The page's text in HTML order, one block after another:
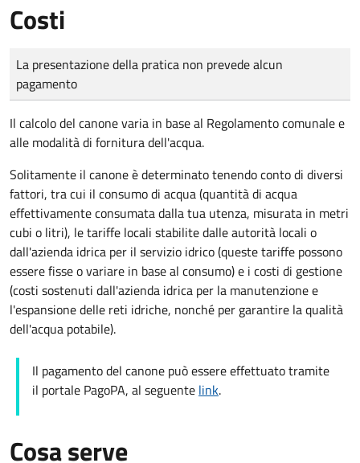
Costi
Tipo di pagamento
Importo
La presentazione della pratica non prevede alcun
pagamento
Il calcolo del canone varia in base al Regolamento comunale e
alle modalità di fornitura dell'acqua.
Solitamente il canone è determinato tenendo conto di diversi
fattori, tra cui il consumo di acqua (quantità di acqua
effettivamente consumata dalla tua utenza, misurata in metri
cubi o litri), le tariffe locali stabilite dalle autorità locali o
dall'azienda idrica per il servizio idrico (queste tariffe possono
essere fisse o variare in base al consumo) e i costi di gestione
(costi sostenuti dall'azienda idrica per la manutenzione e
l'espansione delle reti idriche, nonché per garantire la qualità
dell'acqua potabile).
Il pagamento del canone può essere effettuato tramite
il portale PagoPA, al seguente link.
Cosa serve